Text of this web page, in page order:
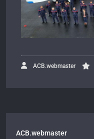
ACB.webmaster
ACB.webmaster